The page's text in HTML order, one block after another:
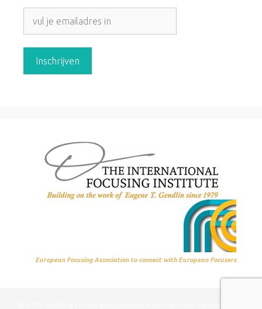
European Focusing Association to connect with European Focusers